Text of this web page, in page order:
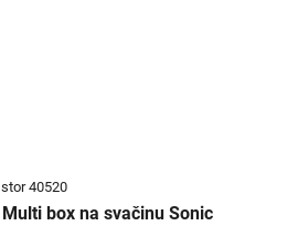
stor 40520
Multi box na svačinu Sonic